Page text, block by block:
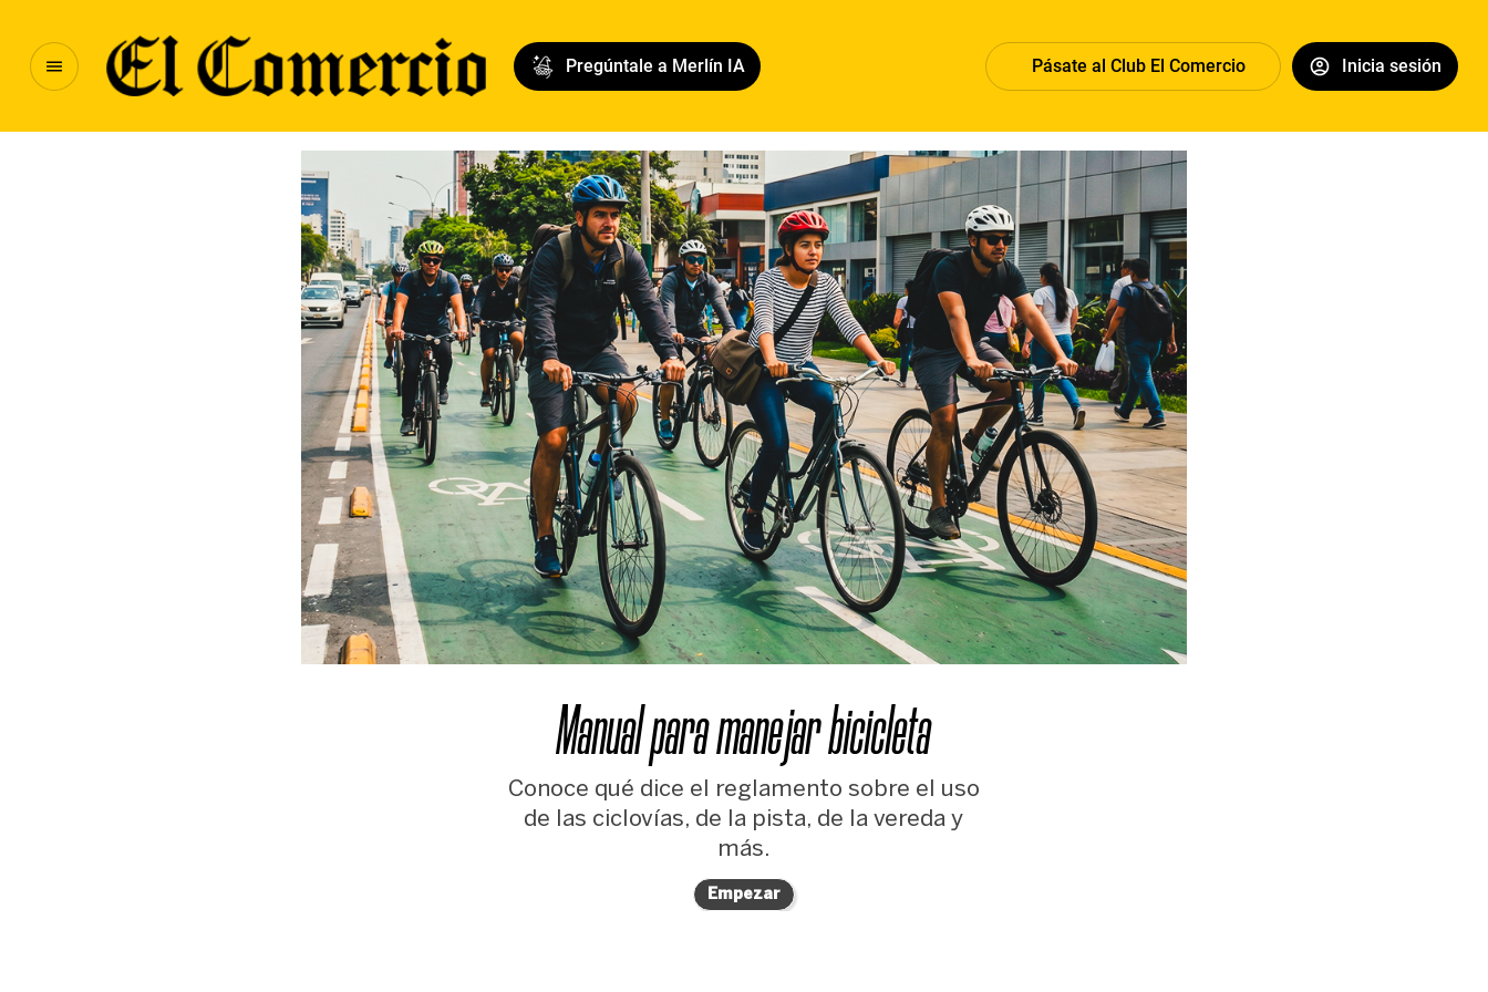
Pregúntale a Merlín IA Pásate al Club El Comercio Inicia sesión
Manual para manejar bicicleta
Conoce qué dice el reglamento sobre el uso
de las ciclovías, de la pista, de la vereda y
más.
Empezar